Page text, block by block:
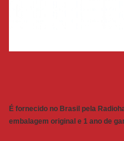
É fornecido no Brasil pela
embalagem original e 1 ano de